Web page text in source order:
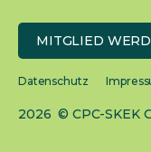
MITGLIED
Datenschutz
2026 © CPC-SKEK